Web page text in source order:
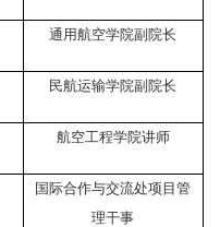
通用航空学院副院长
民航运输学院副院长
航空工程学院讲师
国际合作与交流处项目管
理干事